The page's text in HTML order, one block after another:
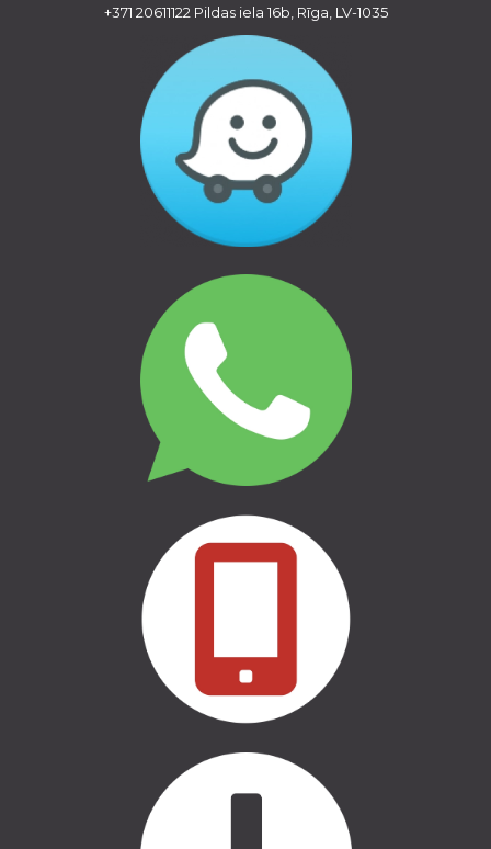
THULE | AUTO BAGĀŽNIEKI
THULE | VELO TURĒTĀJI
THULE | ĢIMENEI UN BĒRNIEM
THULE | CEĻOŠANAI UN
KEMPINGAM
THULE | MARĶĪZES UN SĀNU
CASE LOGIC | SOMAS
AUTO APRĪKOJUMS
+371 20611122Pildas iela 16b, Rīga, LV-1035